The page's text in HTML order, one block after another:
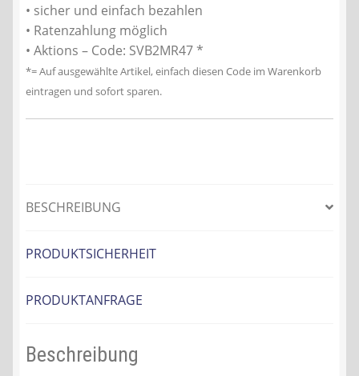
• sicher und einfach bezahlen
• Ratenzahlung möglich
• Aktions – Code: SVB2MR47 *
*= Auf ausgewählte Artikel, einfach diesen Code im Warenkorb
eintragen und sofort sparen.
BESCHREIBUNG
PRODUKTSICHERHEIT
PRODUKTANFRAGE
Beschreibung